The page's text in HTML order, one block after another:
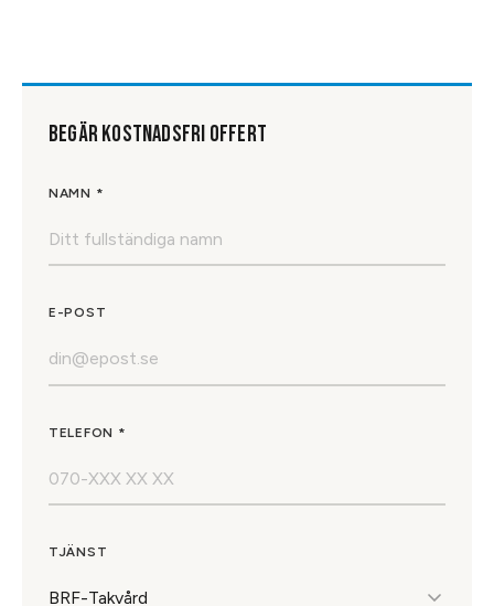
BEGÄR KOSTNADSFRI OFFERT
NAMN *
E-POST
TELEFON *
TJÄNST